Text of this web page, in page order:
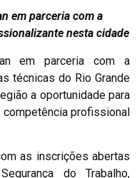
em parceria com a
nesta cidade
em parceria com a
técnicas do Rio Grande
a oportunidade para
competência profissional
as inscrições abertas
do Trabalho,